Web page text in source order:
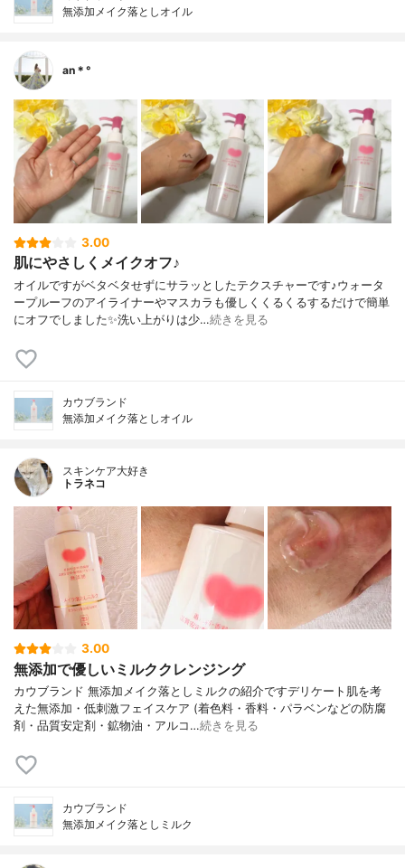
無添加メイク落としオイル
an＊°
3.00
肌にやさしくメイクオフ♪
オイルですがベタベタせずにサラッとしたテクスチャーです♪ウォータ
ープルーフのアイライナーやマスカラも優しくくるくるするだけで簡単
にオフでしました✨洗い上がりは少…続きを見る
カウブランド
無添加メイク落としオイル
スキンケア大好き
トラネコ
3.00
無添加で優しいミルククレンジング
カウブランド 無添加メイク落としミルクの紹介ですデリケート肌を考
えた無添加・低刺激フェイスケア (着色料・香料・パラベンなどの防腐
剤・品質安定剤・鉱物油・アルコ…続きを見る
カウブランド
無添加メイク落としミルク